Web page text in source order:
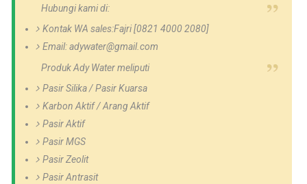
Hubungi kami di:
Kontak WA sales:Fajri [0821 4000 2080]
Email: adywater@gmail.com
Produk Ady Water meliputi
Pasir Silika / Pasir Kuarsa
Karbon Aktif / Arang Aktif
Pasir Aktif
Pasir MGS
Pasir Zeolit
Pasir Antrasit